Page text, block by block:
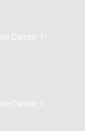
Classic 1-
Classic 1-